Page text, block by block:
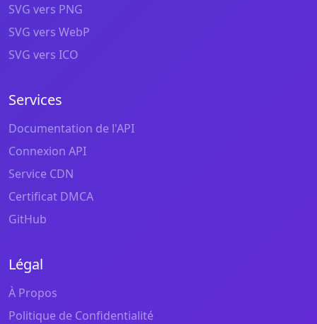
SVG vers PNG
SVG vers WebP
SVG vers ICO
Services
Documentation de l'API
Connexion API
Service CDN
Certificat DMCA
GitHub
Légal
À Propos
Politique de Confidentialité